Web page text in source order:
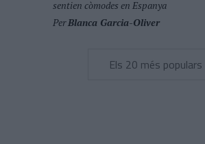
sentien còmodes en Espanya
PerBlanca Garcia-Oliver
Els 20 més populars